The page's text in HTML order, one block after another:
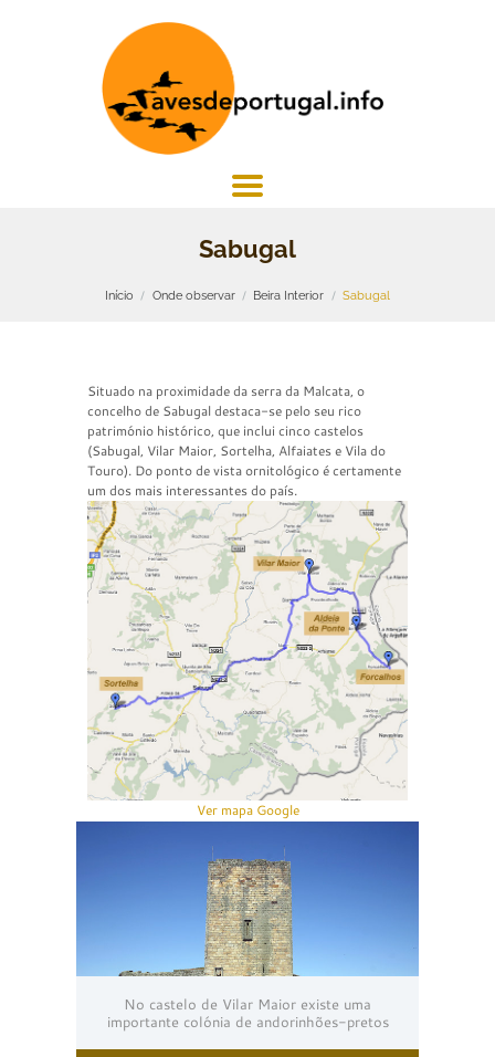
Sabugal
Início Onde observar Beira Interior Sabugal
Situado na proximidade da serra da Malcata, o
concelho de Sabugal destaca-se pelo seu rico
património histórico, que inclui cinco castelos
(Sabugal, Vilar Maior, Sortelha, Alfaiates e Vila do
Touro). Do ponto de vista ornitológico é certamente
um dos mais interessantes do país.
Ver mapa Google
No castelo de Vilar Maior existe uma
importante colónia de andorinhões-pretos